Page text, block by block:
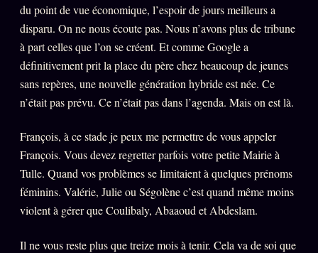
Presse
Business
FAQ
Corrections · Erratum
Mentions légales
llms.txt
du point de vue économique, l’espoir de jours meilleurs a
disparu. On ne nous écoute pas. Nous n’avons plus de tribune
à part celles que l’on se créent. Et comme Google a
définitivement prit la place du père chez beaucoup de jeunes
sans repères, une nouvelle génération hybride est née. Ce
n’était pas prévu. Ce n’était pas dans l’agenda. Mais on est là.
François, à ce stade je peux me permettre de vous appeler
François. Vous devez regretter parfois votre petite Mairie à
Tulle. Quand vos problèmes se limitaient à quelques prénoms
féminins. Valérie, Julie ou Ségolène c’est quand même moins
violent à gérer que Coulibaly, Abaaoud et Abdeslam.
Il ne vous reste plus que treize mois à tenir. Cela va de soi que